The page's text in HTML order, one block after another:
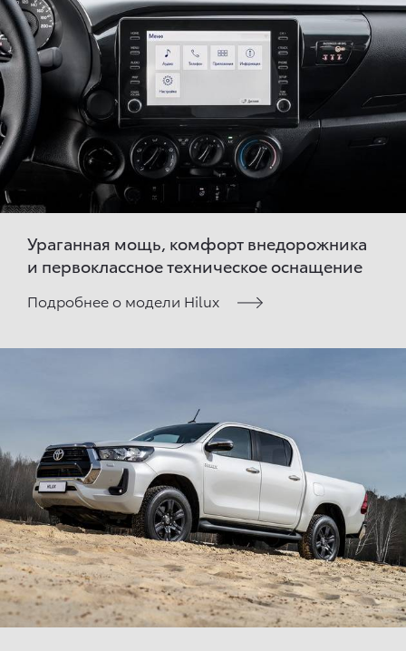
Ураганная мощь, комфорт внедорожника
и первоклассное техническое оснащение
Подробнее о модели Hilux